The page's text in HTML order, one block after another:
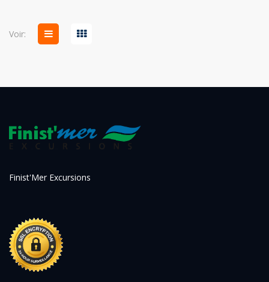
Voir:
Finist'Mer Excursions